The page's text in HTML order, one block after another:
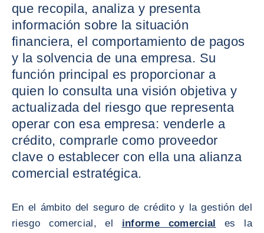
que recopila, analiza y presenta
información sobre la situación
financiera, el comportamiento de pagos
y la solvencia de una empresa. Su
función principal es proporcionar a
quien lo consulta una visión objetiva y
actualizada del riesgo que representa
operar con esa empresa: venderle a
crédito, comprarle como proveedor
clave o establecer con ella una alianza
comercial estratégica.
En el ámbito del seguro de crédito y la gestión del
riesgo comercial, el informe comercial es la